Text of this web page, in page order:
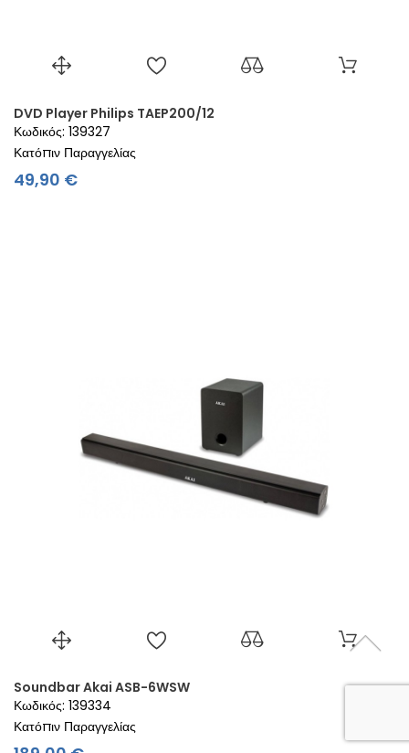
DVD Player Philips TAEP200/12
Κωδικός: 139327
Κατόπιν Παραγγελίας
49,90 €Τιμή
Soundbar Akai ASB-6WSW
Κωδικός: 139334
Κατόπιν Παραγγελίας